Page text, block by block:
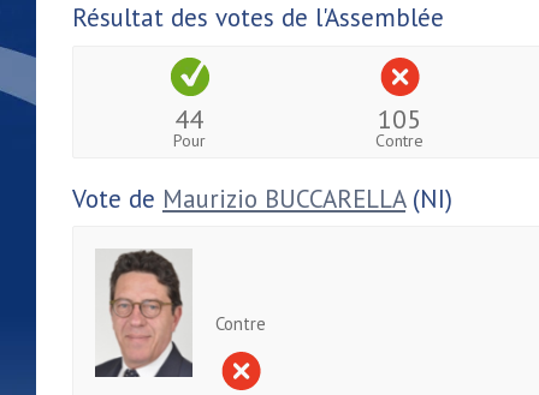
Résultat des votes de l'Assemblée
44
Pour
105
Contre
Vote de Maurizio BUCCARELLA(NI)
Contre